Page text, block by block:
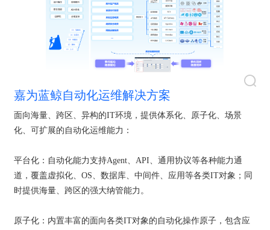
嘉为蓝鲸自动化运维解决方案
面向海量、跨区、异构的IT环境，提供体系化、原子化、场景
化、可扩展的自动化运维能力：
平台化：自动化能力支持Agent、API、通用协议等各种能力通
道，覆盖虚拟化、OS、数据库、中间件、应用等各类IT对象；同
时提供海量、跨区的强大纳管能力。
原子化：内置丰富的面向各类IT对象的自动化操作原子，包含应